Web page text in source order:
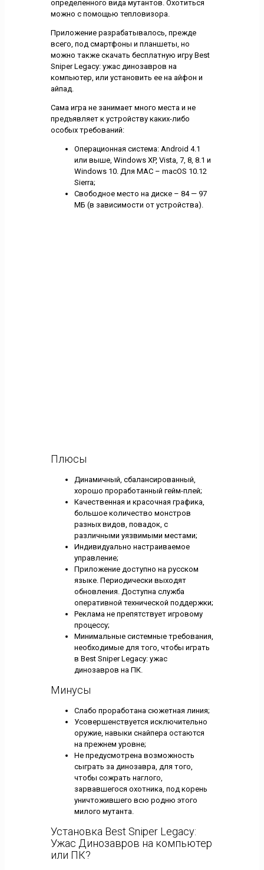
определенного вида мутантов. Охотиться
можно с помощью тепловизора.
Приложение разрабатывалось, прежде
всего, под смартфоны и планшеты, но
можно также скачать бесплатную игру Best
Sniper Legacy: ужас динозавров на
компьютер, или установить ее на айфон и
айпад.
Сама игра не занимает много места и не
предъявляет к устройству каких-либо
особых требований:
Операционная система: Android 4.1
или выше, Windows XP, Vista, 7, 8, 8.1 и
Windows 10. Для МАС – macOS 10.12
Sierra;
Свободное место на диске – 84 — 97
МБ (в зависимости от устройства).
Плюсы
Динамичный, сбалансированный,
хорошо проработанный гейм-плей;
Качественная и красочная графика,
большое количество монстров
разных видов, повадок, с
различными уязвимыми местами;
Индивидуально настраиваемое
управление;
Приложение доступно на русском
языке. Периодически выходят
обновления. Доступна служба
оперативной технической поддержки;
Реклама не препятствует игровому
процессу;
Минимальные системные требования,
необходимые для того, чтобы играть
в Best Sniper Legacy: ужас
динозавров на ПК.
Минусы
Слабо проработана сюжетная линия;
Усовершенствуется исключительно
оружие, навыки снайпера остаются
на прежнем уровне;
Не предусмотрена возможность
сыграть за динозавра, для того,
чтобы сожрать наглого,
зарвавшегося охотника, под корень
уничтожившего всю родню этого
милого мутанта.
Установка Best Sniper Legacy:
Ужас Динозавров на компьютер
или ПК?